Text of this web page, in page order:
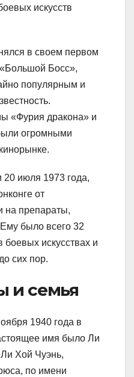
искусств
в своем первом
Босс»,
популярным и
«Фурия дракона» и
огромными
июля 1973 года,
от
на препараты,
было всего 32
боевых искусствах и
сих пор.
и семья
1940 года в
имя было Ли
Хой Чуэнь,
по имени